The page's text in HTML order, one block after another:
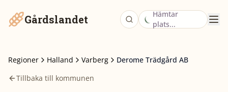
Gårdslandet
Hämtar
plats...
Regioner Halland Varberg
Derome Trädgård AB
Tillbaka till kommunen